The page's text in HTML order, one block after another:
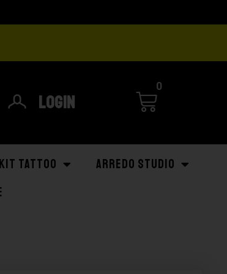
Login
0
KIT TATTOO
ARREDO STUDIO